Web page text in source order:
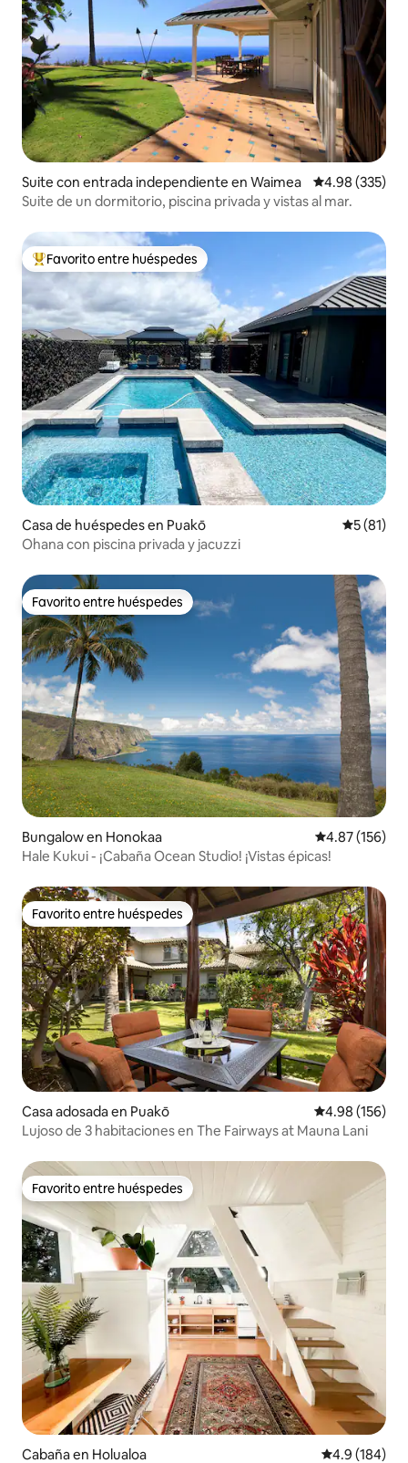
Suite con entrada independiente en Waimea Calificación
4.98 (335)
Suite de un dormitorio, piscina privada y vistas al mar.
De los mejores en Favorito entre huéspedes
Favorito entre huéspedes
Casa de huéspedes en Puakō
5 (81)
Ohana con piscina privada y jacuzzi
Favorito entre huéspedes
Favorito entre huéspedes
Bungalow en Honokaa Calificación
4.87 (156)
Hale Kukui - ¡Cabaña Ocean Studio! ¡Vistas épicas!
Favorito entre huéspedes
Favorito entre huéspedes
Casa adosada en Puakō Calificación
4.98 (156)
Lujoso de 3 habitaciones en The Fairways at Mauna Lani
Favorito entre huéspedes
Favorito entre huéspedes
Cabaña en Holualoa Calificación
4.9 (184)